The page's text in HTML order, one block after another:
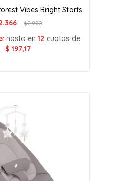
Vibes Bright Starts
$2.990
hasta en12 cuotas de
$ 197,17